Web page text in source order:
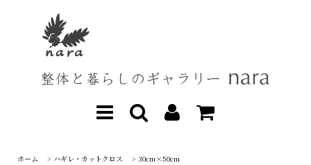
ホーム > ハギレ・カットクロス > 30cm×50cm